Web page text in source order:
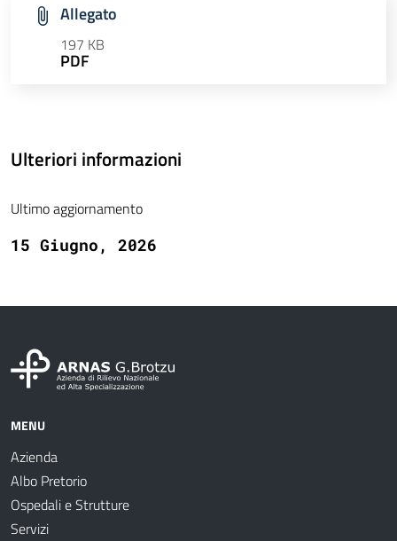
Allegato
197 KB
PDF
Ulteriori informazioni
Ultimo aggiornamento
15 Giugno, 2026
MENU
Azienda
Albo Pretorio
Ospedali e Strutture
Servizi